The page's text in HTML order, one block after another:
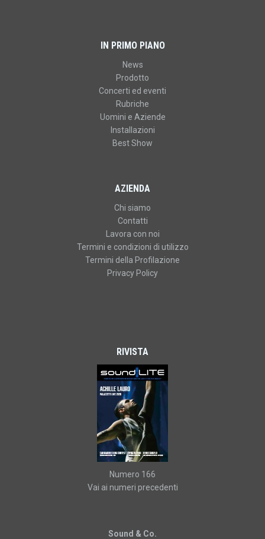
IN PRIMO PIANO
News
Prodotto
Concerti ed eventi
Rubriche
Uomini e Aziende
Installazioni
Best Show
AZIENDA
Chi siamo
Contatti
Lavora con noi
Termini e condizioni di utilizzo
Termini della Profilazione
Privacy Policy
RIVISTA
Numero 166
Vai ai numeri precedenti
Sound & Co.